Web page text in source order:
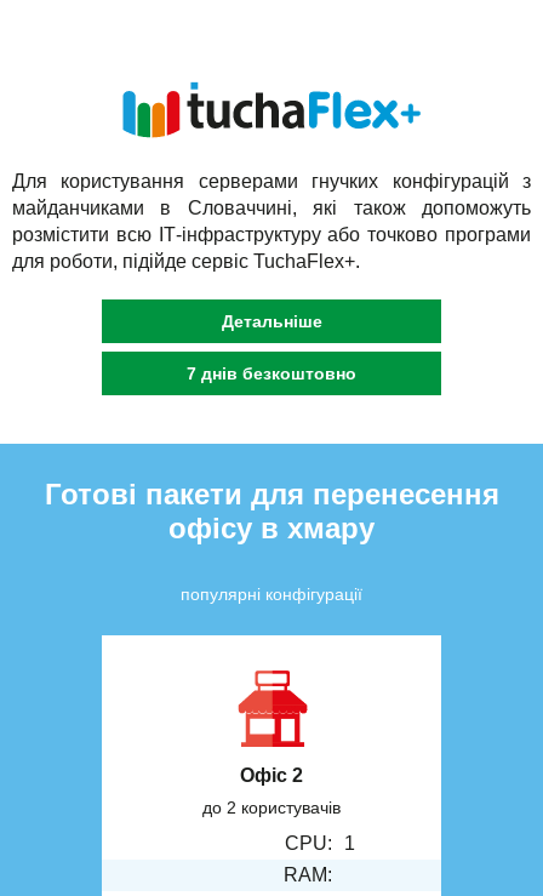
Для користування серверами гнучких конфігурацій з
майданчиками в Словаччині, які також допоможуть
розмістити всю ІТ-інфраструктуру або точково програми
для роботи, підійде сервіс TuchaFlex+.
Детальніше
7 днів безкоштовно
Готові пакети для перенесення
офісу в хмару
популярні конфігурації
Офіс 2
до 2 користувачів
CPU:
1
RAM: